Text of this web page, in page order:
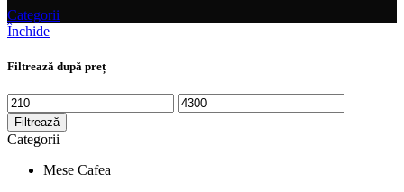
Categorii
Închide
Filtrează după preț
Preț
minim
Preț
maxim
Filtrează
Categorii
Mese Cafea